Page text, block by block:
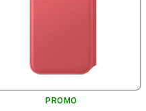
PROMO